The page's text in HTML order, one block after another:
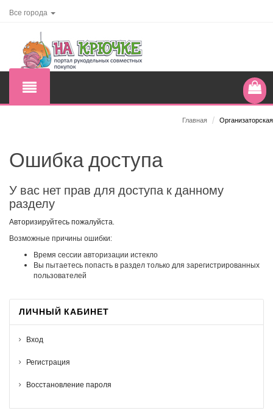
Все города
Главная / Организаторская
Ошибка доступа
У вас нет прав для доступа к данному
разделу
Авторизируйтесь пожалуйста.
Возможные причины ошибки:
Время сессии авторизации истекло
Вы пытаетесь попасть в раздел только для зарегистрированных
пользователей
ЛИЧНЫЙ КАБИНЕТ
Вход
Регистрация
Восстановление пароля